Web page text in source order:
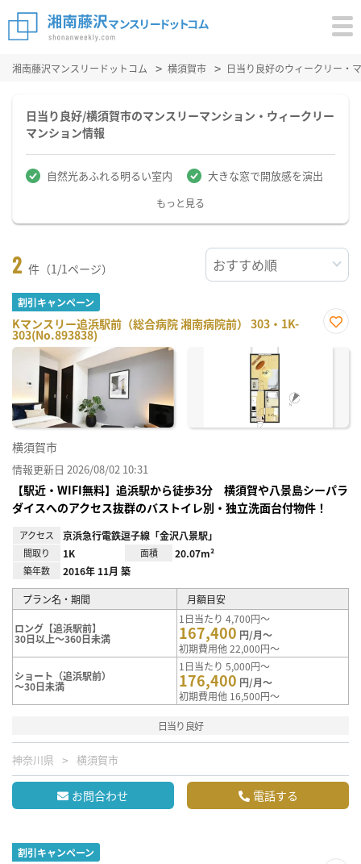
湘南藤沢マンスリードットコム 横須賀市 日当り良好のウィークリー・
日当り良好/横須賀市のマンスリーマンション・ウィークリー
マンション情報
自然光あふれる明るい室内 大きな窓で開放感を演出
もっと見る
2 件（1/1ページ）
割引キャンペーン
Kマンスリー追浜駅前（総合病院 湘南病院前） 303・1K-
303(No.893838)
に入
横須賀市
情報更新日 2026/08/02 10:31
【駅近・WIFI無料】追浜駅から徒歩3分 横須賀や八景島シーパラ
ダイスへのアクセス抜群のバストイレ別・独立洗面台付物件！
アクセス 京浜急行電鉄逗子線「金沢八景駅」
間取り 1K 面積 20.07m²
築年数 2016年 11月 築
プラン名・期間 月額目安
ロング【追浜駅前】
30日以上～360日未満
1日当たり 4,700円～
167,400 円/月～
初期費用他 22,000円～
ショート（追浜駅前）
～30日未満
1日当たり 5,000円～
176,400 円/月～
初期費用他 16,500円～
日当り良好
神奈川県 横須賀市
お問合わせ 電話する
割引キャンペーン